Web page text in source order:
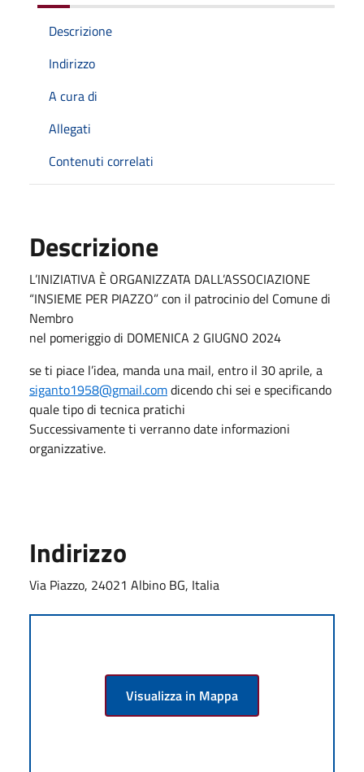
Descrizione
Indirizzo
A cura di
Allegati
Contenuti correlati
Descrizione
L’INIZIATIVA È ORGANIZZATA DALL’ASSOCIAZIONE
“INSIEME PER PIAZZO” con il patrocinio del Comune di
Nembro
nel pomeriggio di DOMENICA 2 GIUGNO 2024
se ti piace l’idea, manda una mail, entro il 30 aprile, a
siganto1958@gmail.comdicendo chi sei e specificando
quale tipo di tecnica pratichi
Successivamente ti verranno date informazioni
organizzative.
Indirizzo
Via Piazzo, 24021 Albino BG, Italia
Visualizza in Mappa